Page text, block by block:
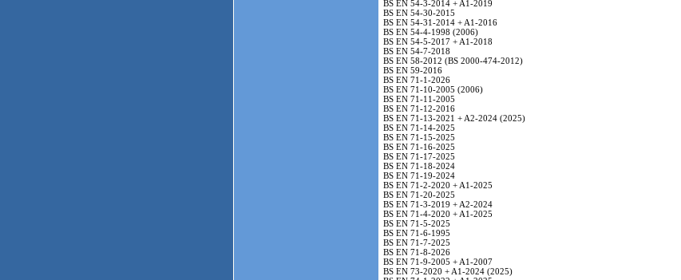
BS EN 54-3-2014 + A1-2019
BS EN 54-30-2015
BS EN 54-31-2014 + A1-2016
BS EN 54-4-1998 (2006)
BS EN 54-5-2017 + A1-2018
BS EN 54-7-2018
BS EN 58-2012 (BS 2000-474-2012)
BS EN 59-2016
BS EN 71-1-2026
BS EN 71-10-2005 (2006)
BS EN 71-11-2005
BS EN 71-12-2016
BS EN 71-13-2021 + A2-2024 (2025)
BS EN 71-14-2025
BS EN 71-15-2025
BS EN 71-16-2025
BS EN 71-17-2025
BS EN 71-18-2024
BS EN 71-19-2024
BS EN 71-2-2020 + A1-2025
BS EN 71-20-2025
BS EN 71-3-2019 + A2-2024
BS EN 71-4-2020 + A1-2025
BS EN 71-5-2025
BS EN 71-6-1995
BS EN 71-7-2025
BS EN 71-8-2026
BS EN 71-9-2005 + A1-2007
BS EN 73-2020 + A1-2024 (2025)